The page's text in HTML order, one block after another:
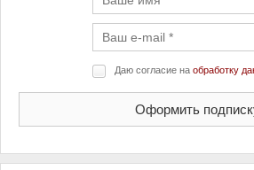
Даю согласие на обработку